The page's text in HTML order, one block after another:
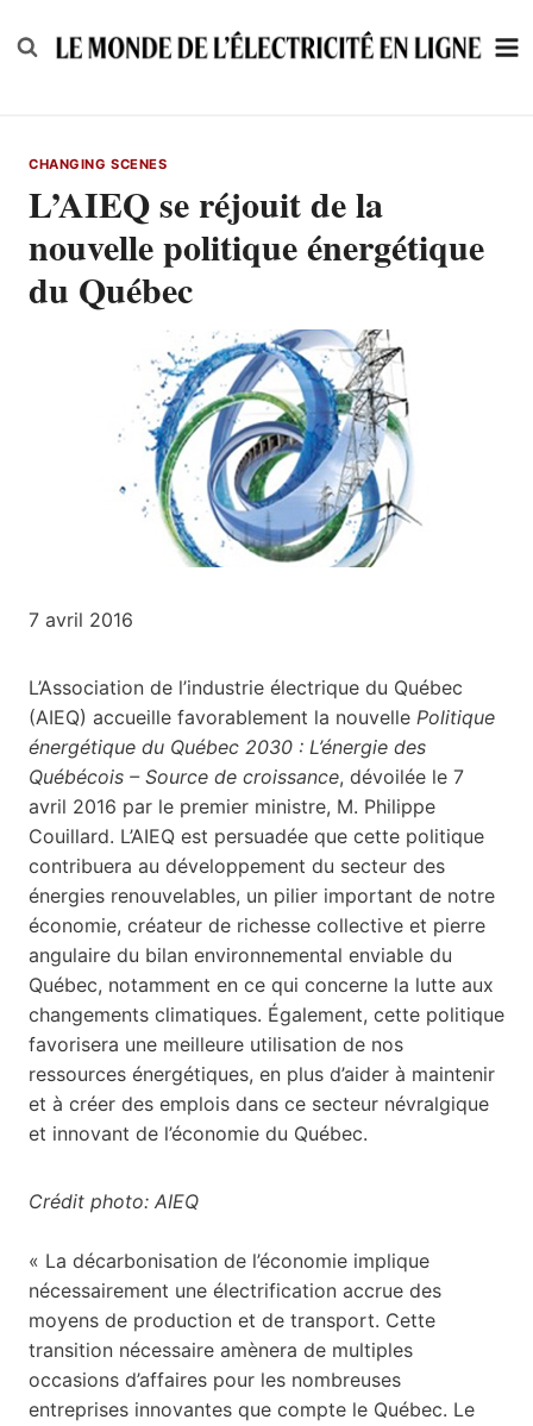
to
CHANGING SCENES
L’AIEQ se réjouit de la
nouvelle politique énergétique
du Québec
7 avril 2016
L’Association de l’industrie électrique du Québec
(AIEQ) accueille favorablement la nouvelle Politique
énergétique du Québec 2030 : L’énergie des
Québécois – Source de croissance, dévoilée le 7
avril 2016 par le premier ministre, M. Philippe
Couillard. L’AIEQ est persuadée que cette politique
contribuera au développement du secteur des
énergies renouvelables, un pilier important de notre
économie, créateur de richesse collective et pierre
angulaire du bilan environnemental enviable du
Québec, notamment en ce qui concerne la lutte aux
changements climatiques. Également, cette politique
favorisera une meilleure utilisation de nos
ressources énergétiques, en plus d’aider à maintenir
et à créer des emplois dans ce secteur névralgique
et innovant de l’économie du Québec.
Crédit photo: AIEQ
« La décarbonisation de l’économie implique
nécessairement une électrification accrue des
moyens de production et de transport. Cette
transition nécessaire amènera de multiples
occasions d’affaires pour les nombreuses
entreprises innovantes que compte le Québec. Le